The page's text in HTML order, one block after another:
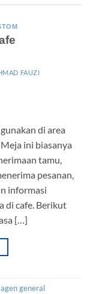
FAUZI
di area
ini biasanya
tamu,
pesanan,
informasi
di cafe. Berikut
[…]
agen general